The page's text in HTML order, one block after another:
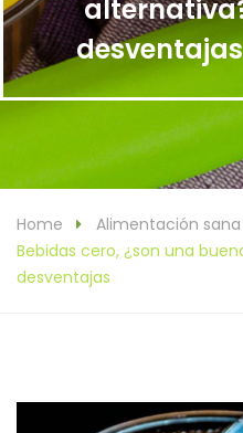
Home
Alimentación sana
Bebidas cero, ¿son una
desventajas